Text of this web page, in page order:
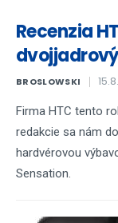
Recenzia
BROSLOWSKI
Firma HTC tento
redakcie sa nám
hardvérovou
Sensation.